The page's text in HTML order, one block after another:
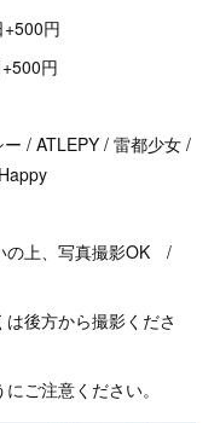
円
円
/ ATLEPY / 雷都少女 /
の上、写真撮影OK /
後方から撮影くださ
ご注意ください。